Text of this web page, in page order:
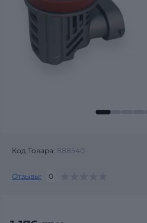
Код Товара: 888540
Отзывы: 0